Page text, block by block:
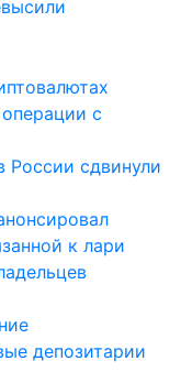
с
России сдвинули
к лари
депозитарии